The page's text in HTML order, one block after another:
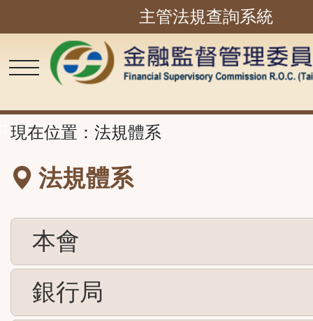
內
容
主管法規查詢系統
現在位置： 法規體系
法規體系
本會
銀行局